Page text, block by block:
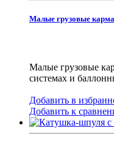
Малые грузовые
Малые грузовые
системах и
Добавить в
Добавить к